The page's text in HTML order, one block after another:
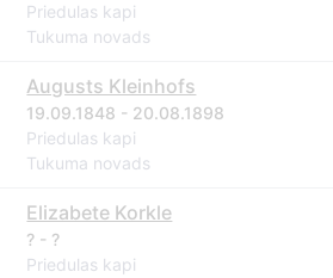
Priedulas kapi
Tukuma novads
Augusts Kleinhofs
19.09.1848 - 20.08.1898
Priedulas kapi
Tukuma novads
Elizabete Korkle
? - ?
Priedulas kapi